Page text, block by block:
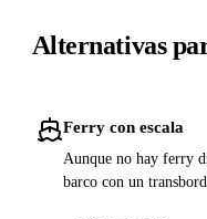
Alternativas
Ferry con escala
Aunque no hay ferry
barco con un